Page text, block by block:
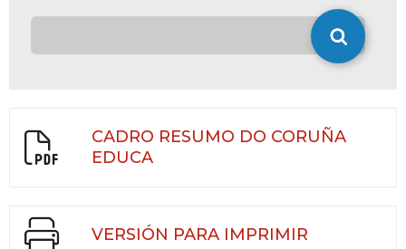
CADRO RESUMO DO CORUÑA
EDUCA
VERSIÓN PARA IMPRIMIR